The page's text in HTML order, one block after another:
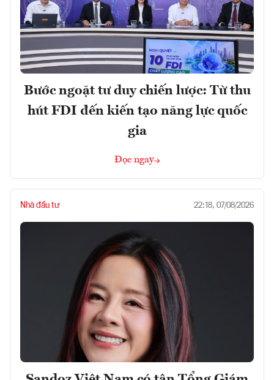
Bước ngoặt tư duy chiến lược: Từ thu
hút FDI đến kiến tạo năng lực quốc
gia
Đọc ngay
Nhà đầu tư 22:18, 07/08/2026